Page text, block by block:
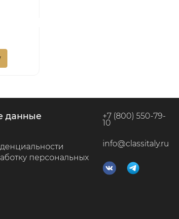
данные
персональных
+7 (800) 550-79-
10
info@classitaly.ru